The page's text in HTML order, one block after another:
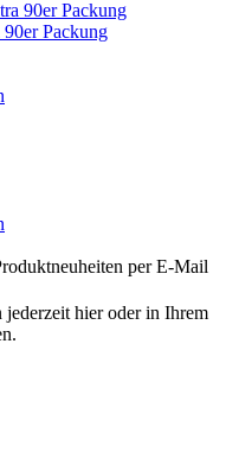
Packung
per E-Mail
hier oder in Ihrem